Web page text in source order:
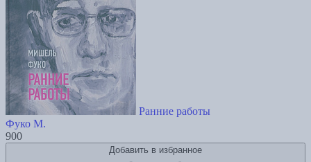
Ранние работы
Фуко М.
900
Добавить в избранное